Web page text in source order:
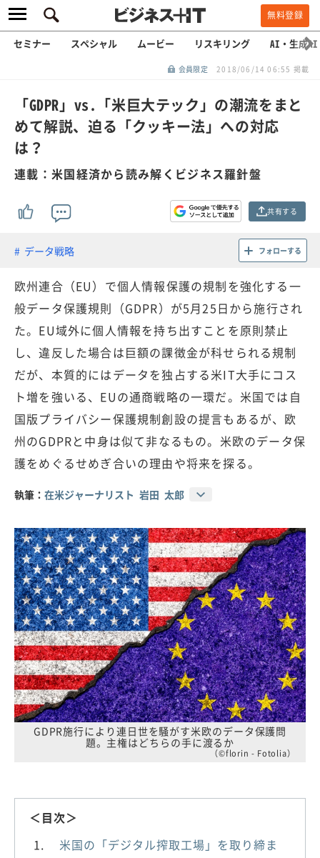
無料登録
セミナー スペシャル ムービー リスキリング AI・生成AI
会員限定 2018/06/14 06:55 掲載
「GDPR」vs.「米巨大テック」の潮流をまと
めて解説、迫る「クッキー法」への対応
は？
連載：米国経済から読み解くビジネス羅針盤
共有する
データ戦略 フォローする
欧州連合（EU）で個人情報保護の規制を強化する一
般データ保護規則（GDPR）が5月25日から施行され
た。EU域外に個人情報を持ち出すことを原則禁止
し、違反した場合は巨額の課徴金が科せられる規制
だが、本質的にはデータを独占する米IT大手にコス
ト増を強いる、EUの通商戦略の一環だ。米国では自
国版プライバシー保護規制創設の提言もあるが、欧
州のGDPRと中身は似て非なるもの。米欧のデータ保
護をめぐるせめぎ合いの理由や将来を探る。
執筆： 在米ジャーナリスト 岩田 太郎
GDPR施行により連日世を騒がす米欧のデータ保護問
題。主権はどちらの手に渡るか
（©florin - Fotolia）
＜目次＞
米国の「デジタル搾取工場」を取り締ま